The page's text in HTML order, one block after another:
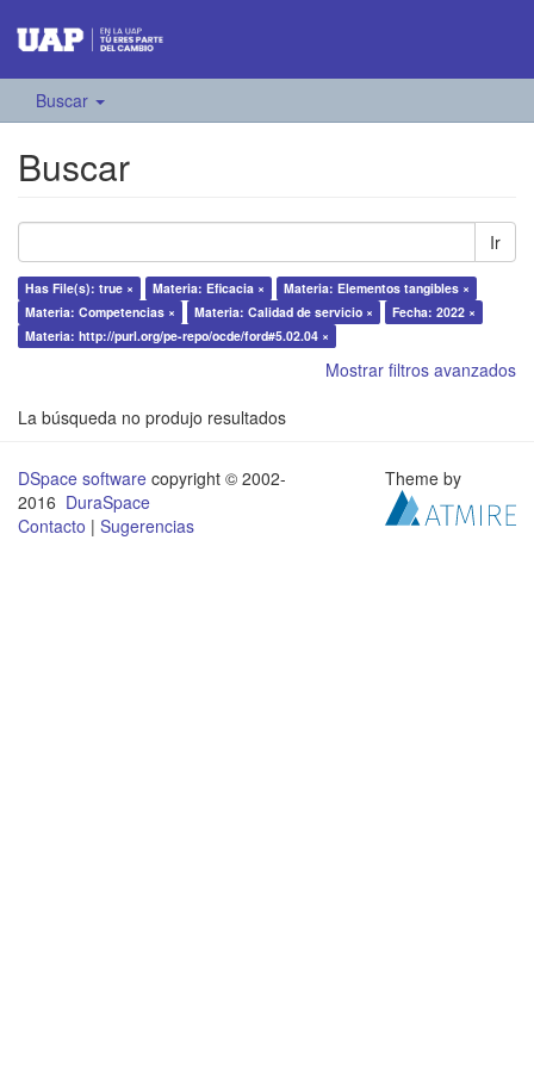
Buscar
Buscar
Ir
Has File(s): true × Materia: Eficacia ×
Materia: Elementos tangibles ×
Materia: Competencias ×
Materia: Calidad de servicio ×
Fecha: 2022 ×
Materia: http://purl.org/pe-repo/ocde/ford#5.02.04 ×
Mostrar filtros avanzados
La búsqueda no produjo resultados
DSpace software copyright © 2002-
2016 DuraSpace
Contacto | Sugerencias
Theme by